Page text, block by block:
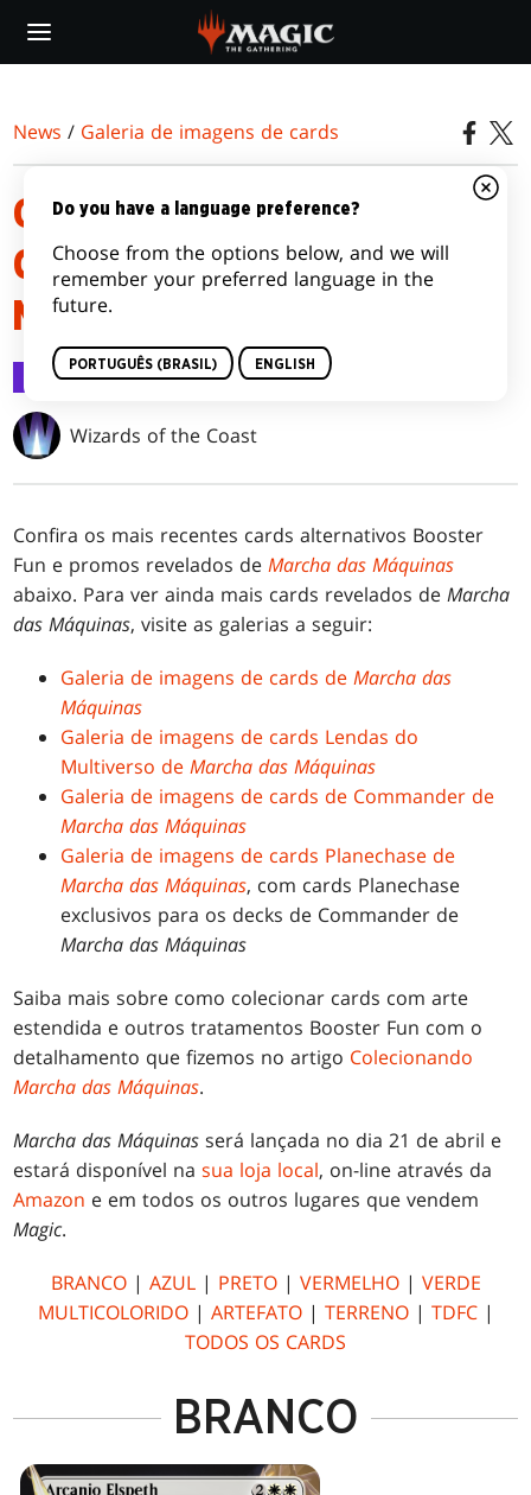
main
News / Galeria de imagens de cards
GALERIA DE IMAGENS DE
CARDS ALTERNATIVOS DE
MARCHA DAS MÁQUINAS
Galeria de imagens de cards 29 mar 2023
Wizards of the Coast
Confira os mais recentes cards alternativos Booster
Fun e promos revelados deMarcha das Máquinas
abaixo. Para ver ainda mais cards revelados deMarcha
das Máquinas, visite as galerias a seguir:
Galeria de imagens de cards deMarcha das
Máquinas
Galeria de imagens de cards Lendas do
Multiverso deMarcha das Máquinas
Galeria de imagens de cards de Commander de
Marcha das Máquinas
Galeria de imagens de cards Planechase de
Marcha das Máquinas, com cards Planechase
exclusivos para os decks de Commander de
Marcha das Máquinas
Saiba mais sobre como colecionar cards com arte
estendida e outros tratamentos Booster Fun com o
detalhamento que fizemos no artigo Colecionando
Marcha das Máquinas.
Marcha das Máquinas será lançada no dia 21 de abril e
estará disponível nasua loja local, on-line através da
Amazon e em todos os outros lugares que vendem
Magic.
BRANCO| AZUL| PRETO| VERMELHO| VERDE
MULTICOLORIDO| ARTEFATO| TERRENO| TDFC|
TODOS OS CARDS
BRANCO
Do you have a language preference?
Choose from the options below, and we will
remember your preferred language in the
future.
PORTUGUÊS (BRASIL) ENGLISH